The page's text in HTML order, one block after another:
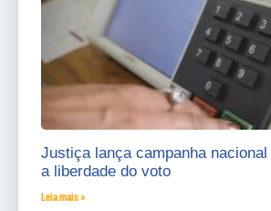
Justiça lança campanha
a liberdade do voto
Leia mais »